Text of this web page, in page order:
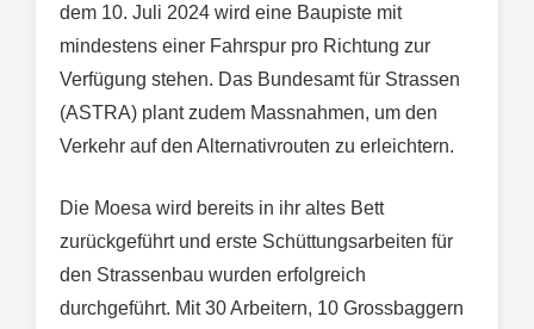
dem 10. Juli 2024 wird eine Baupiste mit
mindestens einer Fahrspur pro Richtung zur
Verfügung stehen. Das Bundesamt für Strassen
(ASTRA) plant zudem Massnahmen, um den
Verkehr auf den Alternativrouten zu erleichtern.
Die Moesa wird bereits in ihr altes Bett
zurückgeführt und erste Schüttungsarbeiten für
den Strassenbau wurden erfolgreich
durchgeführt. Mit 30 Arbeitern, 10 Grossbaggern